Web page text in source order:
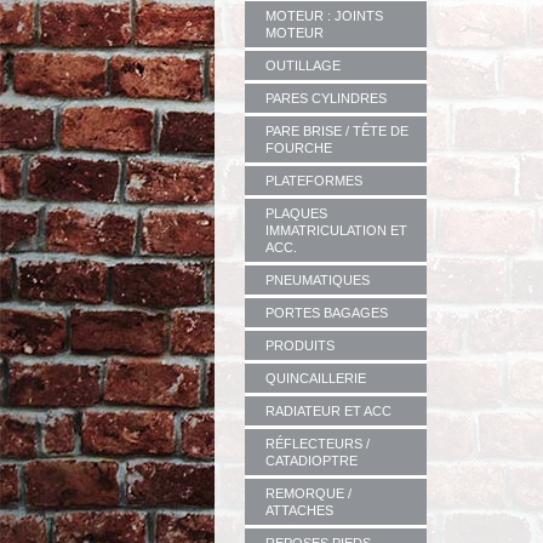
MOTEUR : JOINTS
MOTEUR
OUTILLAGE
PARES CYLINDRES
PARE BRISE / TÊTE DE
FOURCHE
PLATEFORMES
PLAQUES
IMMATRICULATION ET
ACC.
PNEUMATIQUES
PORTES BAGAGES
PRODUITS
QUINCAILLERIE
RADIATEUR ET ACC
RÉFLECTEURS /
CATADIOPTRE
REMORQUE /
ATTACHES